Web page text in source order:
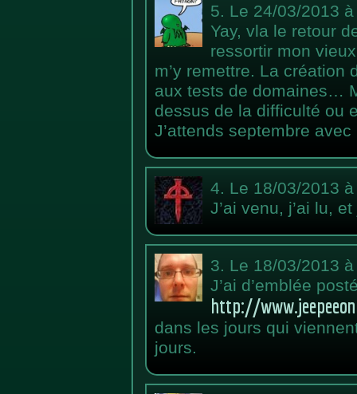
5. Le 24/03/2013
Yay, vla le retour
ressortir mon
m’y remettre. La création
aux tests de domaines…
dessus de la difficulté ou
J’attends septembre
4. Le 18/03/2013
J’ai venu, j’ai lu,
3. Le 18/03/2013
J’ai d’emblée
http://
dans les jours qui
jours.